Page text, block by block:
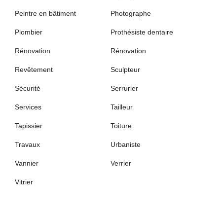
Peintre en bâtiment Photographe
Plombier Prothésiste dentaire
Rénovation Rénovation
Revêtement Sculpteur
Sécurité Serrurier
Services Tailleur
Tapissier Toiture
Travaux Urbaniste
Vannier Verrier
Vitrier